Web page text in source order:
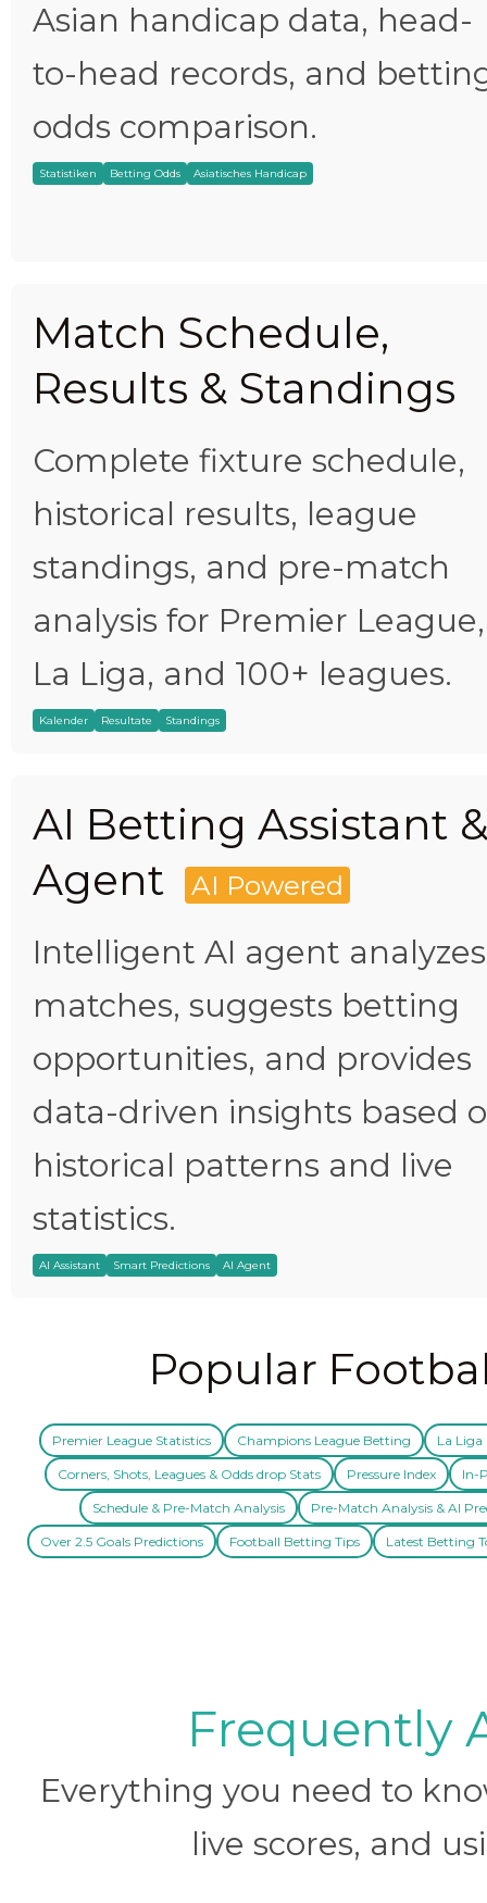
Asian handicap data, head-
to-head records, and
odds comparison.
Statistiken Betting Odds Asiatisches Handicap
Match Schedule,
Results & Standings
Complete fixture schedule,
historical results, league
standings, and pre-match
analysis for Premier League,
La Liga, and 100+ leagues.
Kalender Resultate Standings
AI Betting Assistant
Agent
AI Powered
Intelligent AI agent analyzes
matches, suggests betting
opportunities, and provides
data-driven insights based
historical patterns and live
statistics.
AI Assistant Smart Predictions AI Agent
Popular
Premier League Statistics Champions League Betting La Liga
Corners, Shots, Leagues & Odds drop Stats Pressure Index In-
Schedule & Pre-Match Analysis Pre-Match Analysis & AI
Over 2.5 Goals Predictions Football Betting Tips Latest Betting
Frequently
Everything you need to
live scores, and